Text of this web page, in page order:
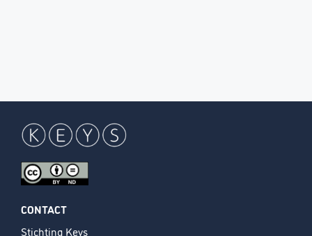
CONTACT
Stichting Keys